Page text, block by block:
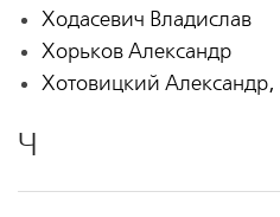
Ходасевич Владислав
Хорьков Александр
Хотовицкий
Ч